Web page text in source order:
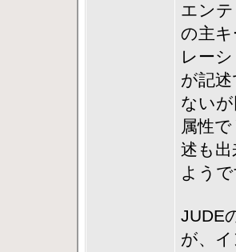
エン
の主
レー
が記
ない
属性
述も
よう
JUDE
が、